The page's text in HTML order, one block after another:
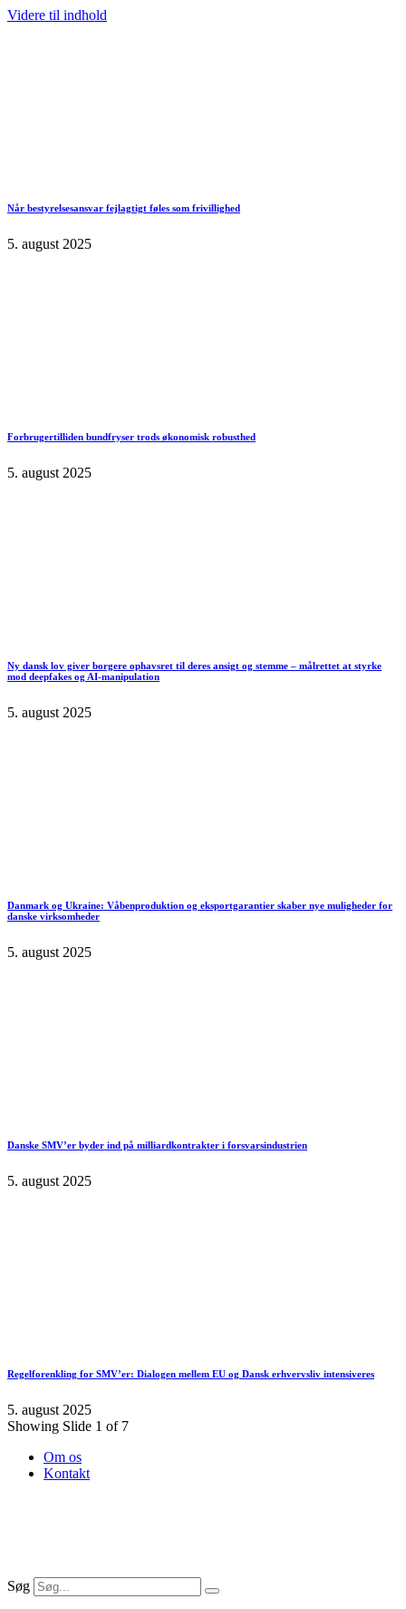
Videre til indhold
Når bestyrelsesansvar fejlagtigt føles som frivillighed
5. august 2025
Forbrugertilliden bundfryser trods økonomisk robusthed
5. august 2025
Ny dansk lov giver borgere ophavsret til deres ansigt og stemme – målrettet at styrke
mod deepfakes og AI-manipulation
5. august 2025
Danmark og Ukraine: Våbenproduktion og eksportgarantier skaber nye muligheder for
danske virksomheder
5. august 2025
Danske SMV’er byder ind på milliardkontrakter i forsvarsindustrien
5. august 2025
Regelforenkling for SMV’er: Dialogen mellem EU og Dansk erhvervsliv intensiveres
5. august 2025
Showing Slide 1 of 7
Om os
Kontakt
Søg